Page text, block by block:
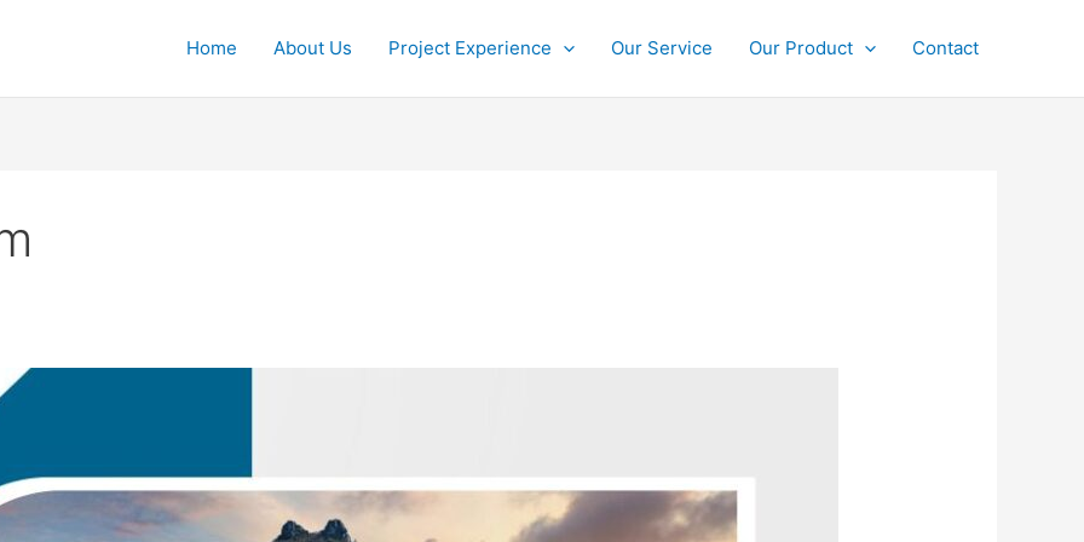
Home About Us Project Experience Our Service Our Product Contact